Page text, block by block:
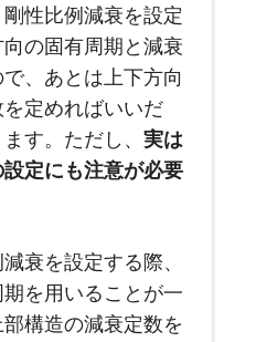
性比例減衰を設定
の固有周期と減衰
、あとは上下方向
定めればいいだ
す。ただし、 実は
定にも注意が必要
衰を設定する際、
を用いることが一
構造の減衰定数を